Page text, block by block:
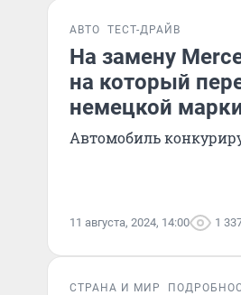
АВТО ТЕСТ-ДРАЙВ
На замену
на который
немецкой
Автомобиль
11 августа, 2024, 14:00 1
СТРАНА И МИР